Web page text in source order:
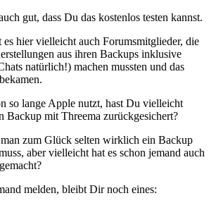
gut, dass Du das kostenlos testen kannst.
es hier vielleicht auch Forumsmitglieder, die
aus ihren Backups inklusive
natürlich!) machen mussten und das
so lange Apple nutzt, hast Du vielleicht
Backup mit Threema zurückgesichert?
zum Glück selten wirklich ein Backup
aber vielleicht hat es schon jemand auch
melden, bleibt Dir noch eines: